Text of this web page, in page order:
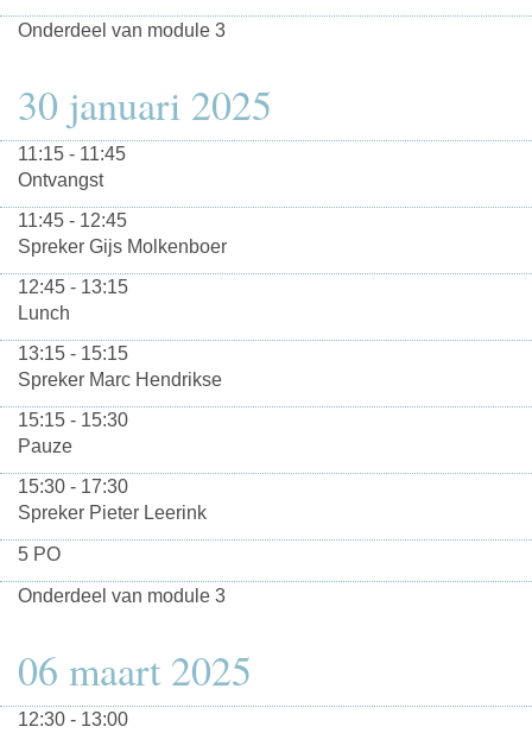
Onderdeel van module 3
30 januari 2025
11:15 - 11:45
Ontvangst
11:45 - 12:45
Spreker Gijs Molkenboer
12:45 - 13:15
Lunch
13:15 - 15:15
Spreker Marc Hendrikse
15:15 - 15:30
Pauze
15:30 - 17:30
Spreker Pieter Leerink
5 PO
Onderdeel van module 3
06 maart 2025
12:30 - 13:00